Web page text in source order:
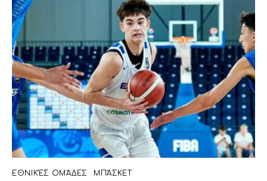
ΕΘΝΙΚΈΣ ΟΜΆΔΕΣ ΜΠΆΣΚΕΤ